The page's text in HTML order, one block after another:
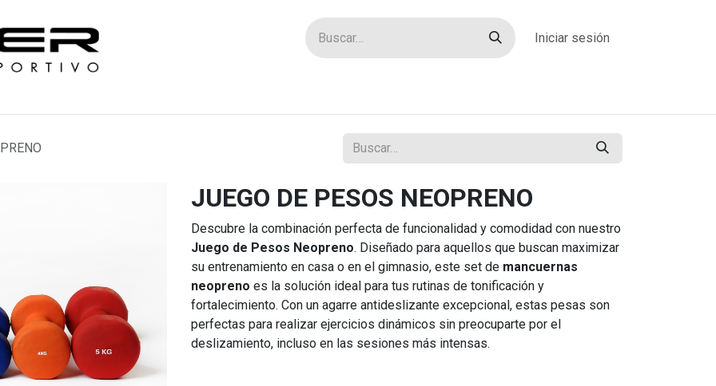
Iniciar sesión
JUEGO DE PESOS NEOPRENO
Descubre la combinación perfecta de funcionalidad y comodidad con nuestro
Juego de Pesos Neopreno. Diseñado para aquellos que buscan maximizar
su entrenamiento en casa o en el gimnasio, este set de mancuernas
neopreno es la solución ideal para tus rutinas de tonificación y
fortalecimiento. Con un agarre antideslizante excepcional, estas pesas son
perfectas para realizar ejercicios dinámicos sin preocuparte por el
deslizamiento, incluso en las sesiones más intensas.